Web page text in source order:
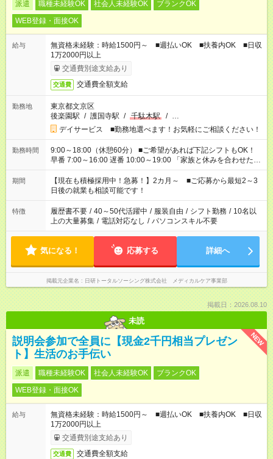
派遣 職種未経験OK 社会人未経験OK
ブランクOK
WEB登録・面接OK
給与
無資格未経験：時給1500円～ ■週払いOK ■扶養内OK ■日収
1万2000円以上
交通費別途支給あり
交通費 交通費全額支給
勤務地
東京都文京区
後楽園駅 / 護国寺駅 / 千駄木駅 / …
デイサービス ■勤務地選べます！お気軽にご相談ください！
勤務時間
9:00～18:00（休憩60分） ■ご希望があれば下記シフトもOK！
早番 7:00～16:00 遅番 10:00～19:00 「家族と休みを合わせた
い」 「余裕を持って夕飯の準備がしたい」 「できれば残業はし
たくない」 など、ご希望を教えてくださいね。 ※Wワーク希望
の方へ 今ご覧のお仕事で希望する勤務時間と、もう1つのお仕事
の勤務時間。 合計で週40時間を超える場合は応募できません。
期間
【現在も積極採用中！急募！】2カ月～ ■ご応募から最短2～3
日後の就業も相談可能です！
特徴 履歴書不要 / 40～50代活躍中 / 服装自由 / シフト勤務 / 10名以
上の大量募集 / 電話対応なし / パソコンスキル不要
気になる！ 応募する 詳細へ
掲載元企業名 日研トータルソーシング株式会社 メディカルケア事業部
掲載日：2026.08.10
未読
NEW
説明会参加で全員に【現金2千円相当プレゼン
ト】生活のお手伝い
派遣 職種未経験OK 社会人未経験OK
ブランクOK
WEB登録・面接OK
給与
無資格未経験：時給1500円～ ■週払いOK ■扶養内OK ■日収
1万2000円以上
交通費別途支給あり
交通費 交通費全額支給